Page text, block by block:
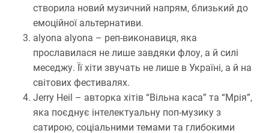
створила новий музичний напрям, близький до
емоційної альтернативи.
alyona alyona – реп-виконавиця, яка
прославилася не лише завдяки флоу, а й силі
меседжу. Її хіти звучать не лише в Україні, а й на
світових фестивалях.
Jerry Heil – авторка хітів “Вільна каса” та “Мрія”,
яка поєднує інтелектуальну поп-музику з
сатирою, соціальними темами та глибокими